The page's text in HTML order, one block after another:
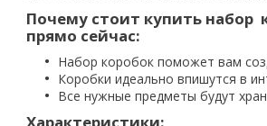
Почему стоит купить набор
прямо сейчас:
Набор коробок поможет вам
Коробки идеально впишутся в
Все нужные предметы будут
Характеристики: